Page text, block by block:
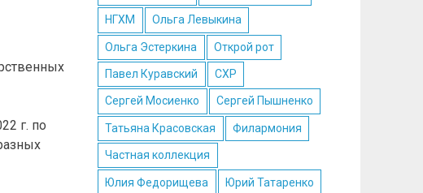
г. по
НГХМ Ольга Левыкина
Ольга Эстеркина Открой рот
Павел Куравский СХР
Сергей Мосиенко Сергей Пышненко
Татьяна Красовская Филармония
Частная коллекция
Юлия Федорищева Юрий Татаренко